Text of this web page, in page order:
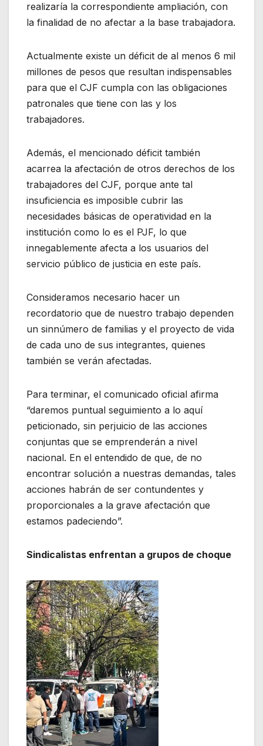
realizaría la correspondiente ampliación, con
la finalidad de no afectar a la base trabajadora.
Actualmente existe un déficit de al menos 6 mil
millones de pesos que resultan indispensables
para que el CJF cumpla con las obligaciones
patronales que tiene con las y los
trabajadores.
Además, el mencionado déficit también
acarrea la afectación de otros derechos de los
trabajadores del CJF, porque ante tal
insuficiencia es imposible cubrir las
necesidades básicas de operatividad en la
institución como lo es el PJF, lo que
innegablemente afecta a los usuarios del
servicio público de justicia en este país.
Consideramos necesario hacer un
recordatorio que de nuestro trabajo dependen
un sinnúmero de familias y el proyecto de vida
de cada uno de sus integrantes, quienes
también se verán afectadas.
Para terminar, el comunicado oficial afirma
“daremos puntual seguimiento a lo aquí
peticionado, sin perjuicio de las acciones
conjuntas que se emprenderán a nivel
nacional. En el entendido de que, de no
encontrar solución a nuestras demandas, tales
acciones habrán de ser contundentes y
proporcionales a la grave afectación que
estamos padeciendo”.
Sindicalistas enfrentan a grupos de choque